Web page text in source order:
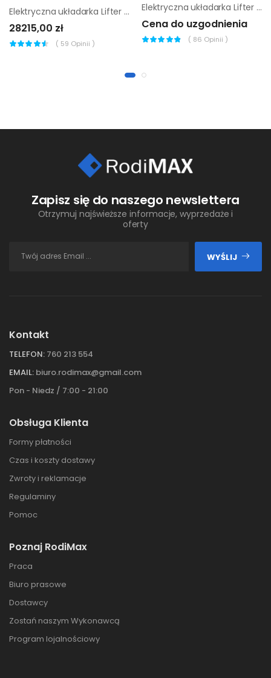
Elektryczna układarka Lifter by Pramac LX 16/25 1150x560
28215,00 zł
( 59 Opinii )
Elektryczna układarka Lifter by Pramac RX 10/16 GEL 1153x560
Cena do uzgodnienia
( 86 Opinii )
Zapisz się do naszego newslettera
Otrzymuj najświeższe informacje, wyprzedaże i
oferty
WYŚLIJ
Kontakt
TELEFON: 760 213 554
EMAIL: biuro.rodimax@gmail.com
Pon - Niedz / 7:00 - 21:00
Obsługa Klienta
Formy płatności
Czas i koszty dostawy
Zwroty i reklamacje
Regulaminy
Pomoc
Poznaj RodiMax
Praca
Biuro prasowe
Dostawcy
Zostań naszym Wykonawcą
Program lojalnościowy